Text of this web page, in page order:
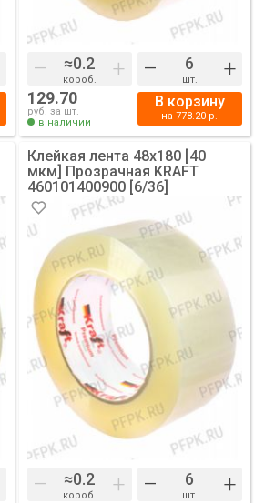
– короб. + – шт. +
129.70
руб. за шт.
в наличии
В корзину
на778.20 р.
Клейкая лента 48х180 [40
мкм] Прозрачная KRAFT
460101400900 [6/36]
– короб. + – шт. +